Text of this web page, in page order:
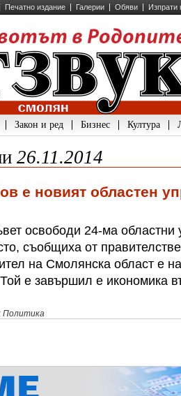
Печатно издание Галерии Обяви Изпрати
Закон и ред Бизнес Култура
26.11.2014
е новият областен
освободи 24-ма областни
съобщиха от
на Смолянска област е
е завършил е икономика
Политика